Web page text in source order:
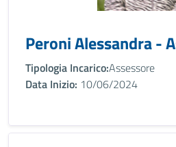
Peroni Alessandra -
Tipologia Incarico:Assessore
Data Inizio: 10/06/2024